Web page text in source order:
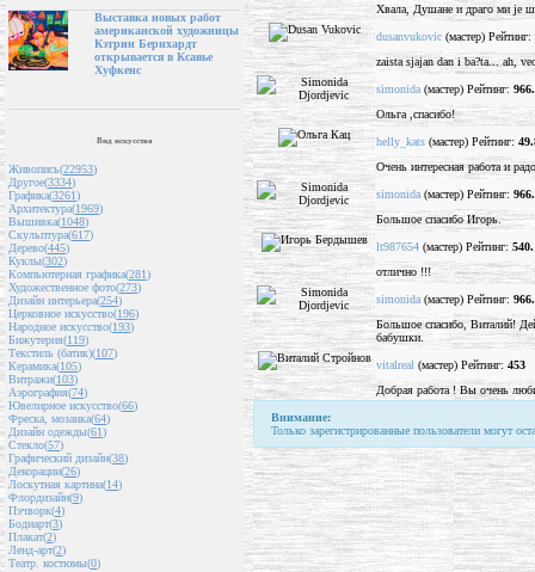
Выставка новых работ
американской художницы
Кэтрин Бернхардт
открывается в Ксавье
Хуфкенс
Вид искусства
Живопись(22953)
Другое(3334)
Графика(3261)
Архитектура(1969)
Вышивка(1048)
Скульптура(617)
Дерево(445)
Куклы(302)
Компьютерная графика(281)
Художественное фото(273)
Дизайн интерьера(254)
Церковное искусство(196)
Народное искусство(193)
Бижутерия(119)
Текстиль (батик)(107)
Керамика(105)
Витражи(103)
Аэрография(74)
Ювелирное искусство(66)
Фреска, мозаика(64)
Дизайн одежды(61)
Стекло(57)
Графический дизайн(38)
Декорации(26)
Лоскутная картина(14)
Флордизайн(9)
Пэчворк(4)
Бодиарт(3)
Плакат(2)
Ленд-арт(2)
Театр. костюмы(0)
Хвала, Душане и драго ми је
dusanvukovic (мастер) Рейтинг:
zaista sjajan dan i ba?ta... ah,
simonida (мастер) Рейтинг:
Ольга ,спасибо!
helly_kats (мастер) Рейтинг:
Очень интересная работа и
simonida (мастер) Рейтинг:
Большое спасибо Игорь.
lt987654 (мастер) Рейтинг:
отлично !!!
simonida (мастер) Рейтинг:
Большое спасибо, Виталий!
бабушки.
vitalreal (мастер) Рейтинг: 453
Добрая работа ! Вы очень
Внимание:
Только зарегистрированные пользователи могут